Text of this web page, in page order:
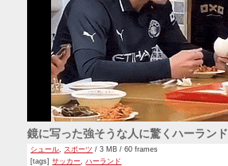
鏡に写った強そうな人に驚くハーランド
シュール, スポーツ / 3 MB / 60 frames
[tags]サッカー ,ハーランド